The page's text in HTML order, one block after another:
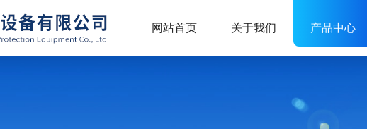
网站首页 关于我们 产品中心